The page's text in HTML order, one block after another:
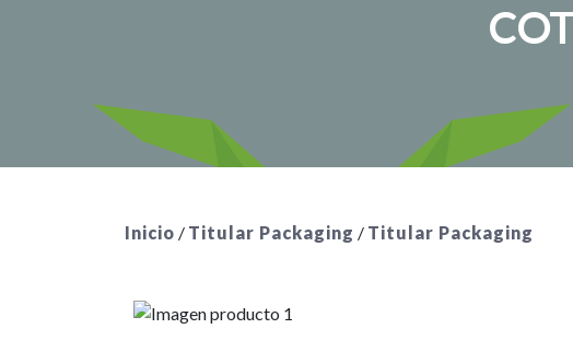
Inicio / Titular Packaging / Titular Packaging